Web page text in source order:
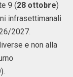
9 (28 ottobre)
infrasettimanali
2027.
e non alla